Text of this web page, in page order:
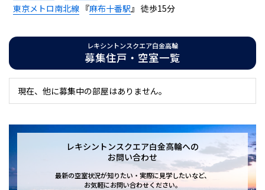
東京メトロ南北線 『麻布十番駅 』 徒歩15分
レキシントンスクエア白金高輪
募集住戸・空室一覧
現在、他に募集中の部屋はありません。
レキシントンスクエア白金高輪への
お問い合わせ
最新の空室状況が知りたい・実際に見学したいなど、
お気軽にお問い合わせください。